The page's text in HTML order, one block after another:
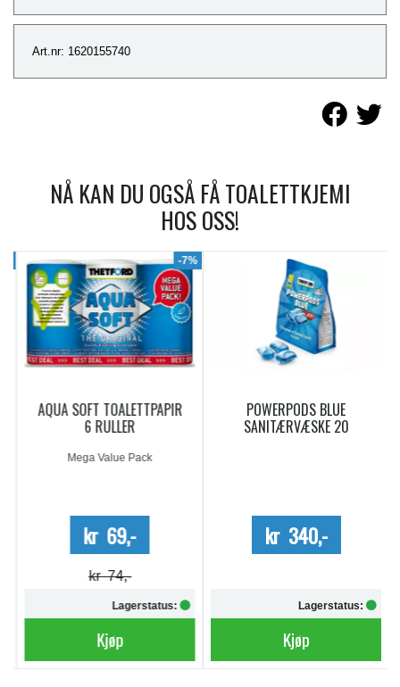
Art.nr: 1620155740
NÅ KAN DU OGSÅ FÅ TOALETTKJEMI
HOS OSS!
-7%
AQUA SOFT TOALETTPAPIR
6 RULLER
Mega Value Pack
kr 69,-
kr 74,-
Lagerstatus:
Kjøp
POWERPODS BLUE
SANITÆRVÆSKE 20
kr 340,-
Lagerstatus:
Kjøp